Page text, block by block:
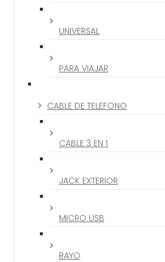
UNIVERSAL
PARA VIAJAR
CABLE DE TELEFONO
CABLE 3 EN 1
JACK EXTERIOR
MICRO USB
RAYO